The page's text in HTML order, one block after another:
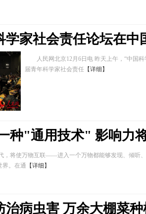
学家社会责任论坛在中
人民网北京12月6日电 昨天上午，“中国科
届青年科学家社会责任 【详细】
种"通用技术" 影响力
将使万物互联——进入一个万物都能够发现、倾听
界。在通 【详细】
治病虫害 万余大棚菜